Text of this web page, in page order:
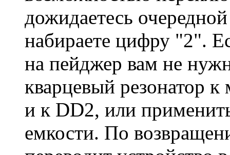
дожидаетесь
набираете цифру "2".
на пейджер вам не
кварцевый резонатор
и к DD2, или
емкости. По